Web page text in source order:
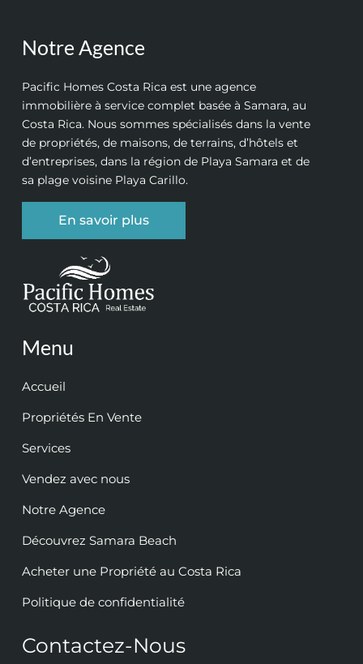
Notre Agence
Pacific Homes Costa Rica est une agence
immobilière à service complet basée à Samara, au
Costa Rica. Nous sommes spécialisés dans la vente
de propriétés, de maisons, de terrains, d’hôtels et
d’entreprises, dans la région de Playa Samara et de
sa plage voisine Playa Carillo.
En savoir plus
Menu
Accueil
Propriétés En Vente
Services
Vendez avec nous
Notre Agence
Découvrez Samara Beach
Acheter une Propriété au Costa Rica
Politique de confidentialité
Contactez-Nous